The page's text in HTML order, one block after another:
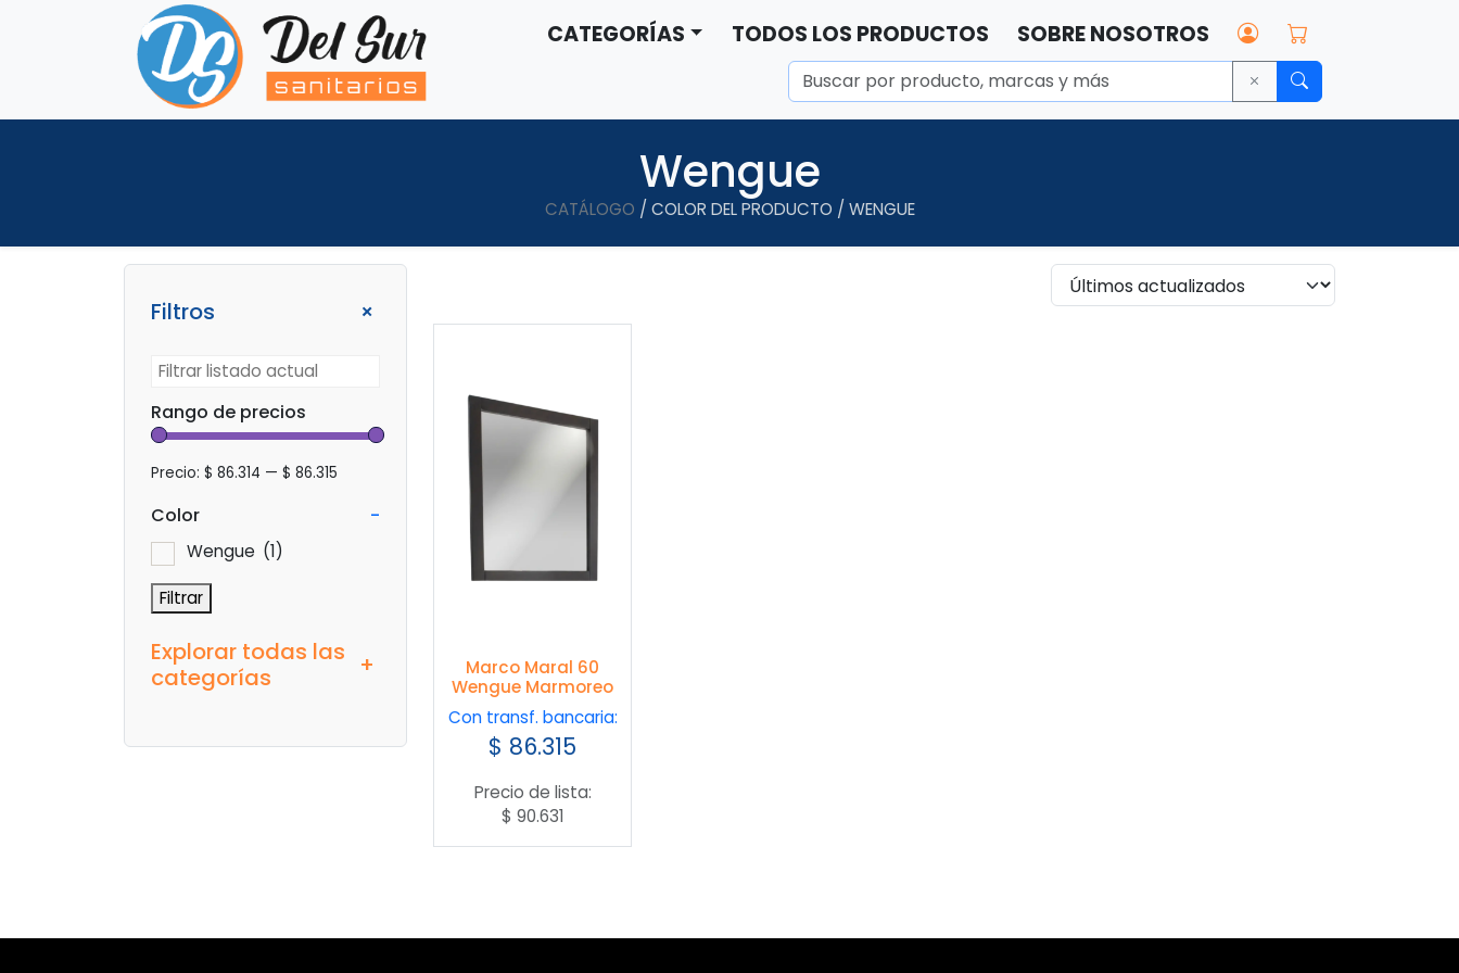
CATEGORÍAS TODOS LOS PRODUCTOS SOBRE NOSOTROS
Wengue
CATÁLOGO / COLOR DEL PRODUCTO / WENGUE
Filtros +
Rango de precios
Precio: $ 86.314 — $ 86.315
Color -
Wengue (1)
Filtrar
Explorar todas las
categorías
+
Marco Maral 60
Wengue Marmoreo
Con transf. bancaria:
$ 86.315
Precio de lista:
$ 90.631